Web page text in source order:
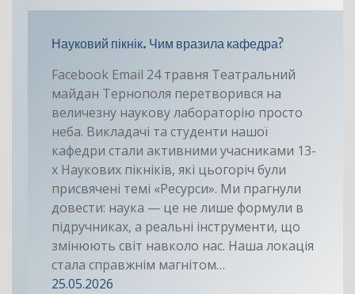
Науковий пікнік. Чим вразила кафедра?
Facebook Email 24 травня Театральний
майдан Тернополя перетворився на
величезну наукову лабораторію просто
неба. Викладачі та студенти нашої
кафедри стали активними учасниками 13-
х Наукових пікніків, які цьогоріч були
присвячені темі «Ресурси». Ми прагнули
довести: наука — це не лише формули в
підручниках, а реальні інструменти, що
змінюють світ навколо нас. Наша локація
стала справжнім магнітом…
25.05.2026